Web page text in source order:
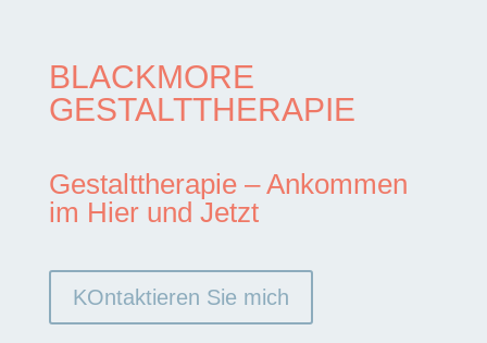
BLACKMORE
GESTALTTHERAPIE
Gestalttherapie – Ankommen
im Hier und Jetzt
KOntaktieren Sie mich